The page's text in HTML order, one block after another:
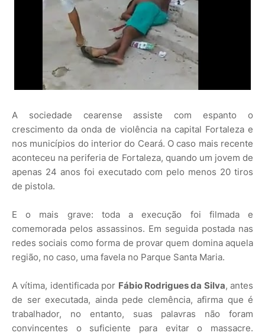
A sociedade cearense assiste com espanto o
crescimento da onda de violência na capital Fortaleza e
nos municípios do interior do Ceará. O caso mais recente
aconteceu na periferia de Fortaleza, quando um jovem de
apenas 24 anos foi executado com pelo menos 20 tiros
de pistola.
E o mais grave: toda a execução foi filmada e
comemorada pelos assassinos. Em seguida postada nas
redes sociais como forma de provar quem domina aquela
região, no caso, uma favela no Parque Santa Maria.
A vítima, identificada por Fábio Rodrigues da Silva, antes
de ser executada, ainda pede clemência, afirma que é
trabalhador, no entanto, suas palavras não foram
convincentes o suficiente para evitar o massacre.